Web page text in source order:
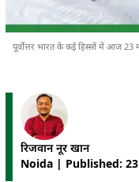
पूर्वोत्तर भारत के कई हिस्सों में आज 23
रिजवान नूर खान
Noida | Published: